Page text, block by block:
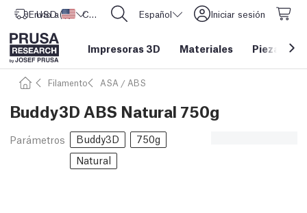
Envío a Estados Unidos
USD ($) CORE One L: ¡Ya disponible! Español Iniciar sesión
Impresoras 3D Materiales Piezas y
Filamento ASA / ABS
Buddy3D ABS Natural 750g
Parámetros Buddy3D
750g
Natural